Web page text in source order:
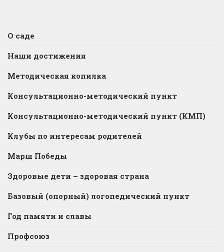
О саде
Наши достижения
Методическая копилка
Консультационно-методический пункт
Консультационно-методический пункт (КМП)
Клубы по интересам родителей
Марш Победы
Здоровые дети – здоровая страна
Базовый (опорный) логопедический пункт
Год памяти и славы
Профсоюз